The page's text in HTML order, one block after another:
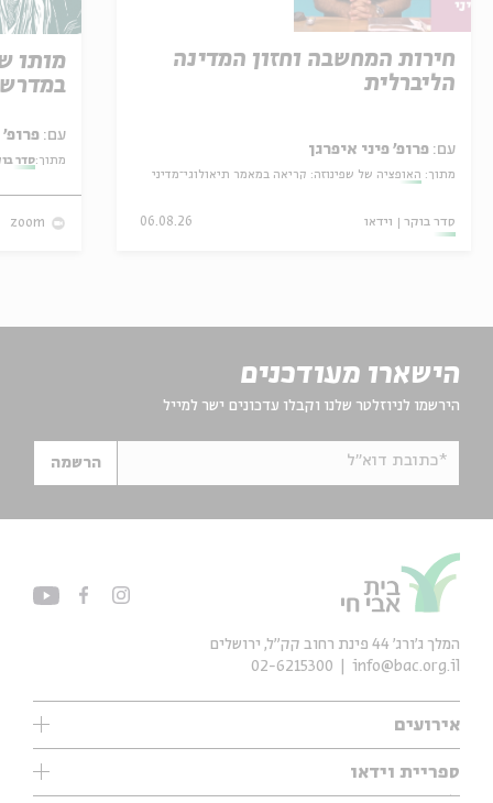
חירות המחשבה וחזון המדינה
הליברלית
עם: פרופ' פיני איפרגן
מתוך: האופציה של שפינוזה: קריאה במאמר תיאולוגי־מדיני
סדר בוקר וידאו 06.08.26
מותו
עם: פרופ' אביגדור שנאן
מתוך:סדר
zoom
הישארו מעודכנים
הירשמו לניוזלטר שלנו וקבלו עדכונים ישר למייל
*כתובת דוא"ל הרשמה
אירועים
אנגלית
ספריית וידאו
המלך ג'ורג' 44 פינת רחוב קק״ל, ירושלים
info@bac.org.il
02-6215300